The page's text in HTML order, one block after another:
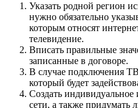
Указать родной регион
нужно обязательно
которым относят
телевидение.
Вписать правильные
записанные в договоре.
В случае подключения
который будет
Создать
сети, а также придумать